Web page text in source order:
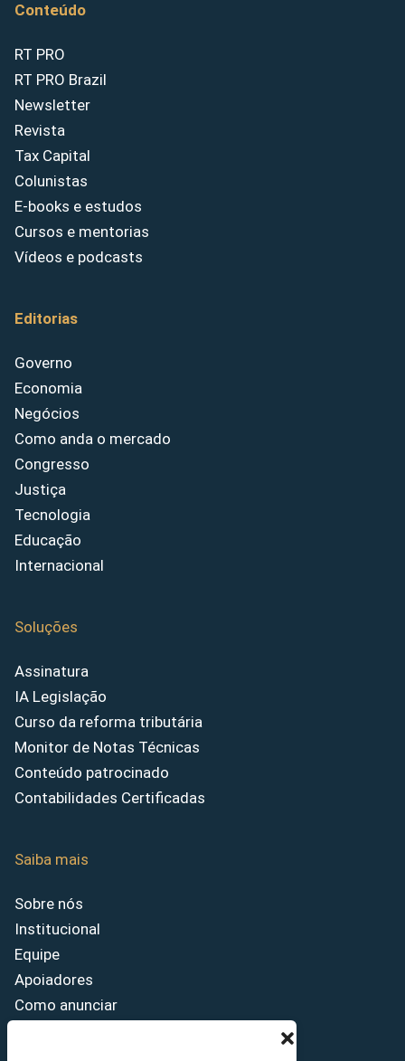
Conteúdo
RT PRO
RT PRO Brazil
Newsletter
Revista
Tax Capital
Colunistas
E-books e estudos
Cursos e mentorias
Vídeos e podcasts
Editorias
Governo
Economia
Negócios
Como anda o mercado
Congresso
Justiça
Tecnologia
Educação
Internacional
Soluções
Assinatura
IA Legislação
Curso da reforma tributária
Monitor de Notas Técnicas
Conteúdo patrocinado
Contabilidades Certificadas
Saiba mais
Sobre nós
Institucional
Equipe
Apoiadores
Como anunciar